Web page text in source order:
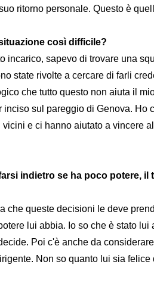
ritorno personale. Questo è
così difficile?
incarico, sapevo di trovare una
state rivolte a cercare di farli
che tutto questo non aiuta il
sul pareggio di Genova. Ho
vicini e ci hanno aiutato a vincere
indietro se ha poco potere,
che queste decisioni le deve
lui abbia. Io so che è stato lui
Poi c'è anche da
Non so quanto lui sia